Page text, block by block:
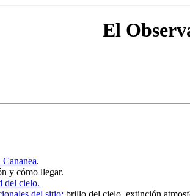
El
.
y cómo llegar.
del cielo.